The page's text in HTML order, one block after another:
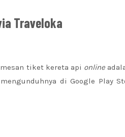
Traveloka
tiket kereta api online
di Google Play